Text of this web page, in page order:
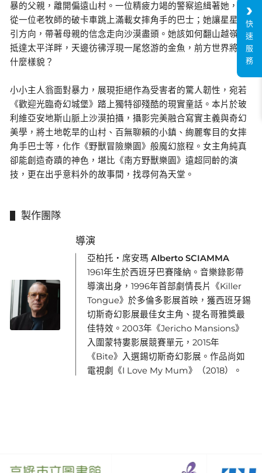
暴的父親，離開偏遠山村。一位精疲力竭的警察追緝著她，她
從一位老牧師的破卡車跳上滿載女摔角手的巴士；她讓星星指
引方向，帶著母親的信念走向沙漠盡頭。她該如何翻山越嶺，
抵達太平洋畔，天邊彷彿浮現一尾悠游的金魚，前方世界將是
什麼樣貌？
小小主人翁面對暴力，展現拒絕作為受害者的驚人韌性，宛若
《歡迎光臨奇幻城堡》踏上獨特卻殘酷的現實童話。本片於玻
利維亞安地斯山脈上沙漠拍攝，攝影完美融合寫實主義與奇幻
美學，將土地乾旱的山村、百無聊賴的小鎮、絢麗奪目的女摔
角手巴士等，化作《野獸冒險樂園》般魔幻旅程。女主角純真
卻能創造奇蹟的神色，堪比《南方野獸樂園》遠超同齡的演
技，更在出乎意料外的故事間，找尋何為天堂。
製作團隊
導演
亞柏托・席安瑪 Alberto SCIAMMA
1961年生於西班牙巴賽隆納。音樂錄影帶
導演出身，1996年首部劇情長片《Killer
Tongue》於多倫多影展首映，獲西班牙錫
切斯奇幻影展最佳女主角、提名哥雅獎最
佳特效。2003年《Jericho Mansions》
入圍蒙特婁影展競賽單元，2015年
《Bite》入選錫切斯奇幻影展。作品尚如
電視劇《I Love My Mum》（2018）。
快
速
服
務